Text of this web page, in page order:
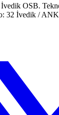
İvedik OSB.
32 İvedik /